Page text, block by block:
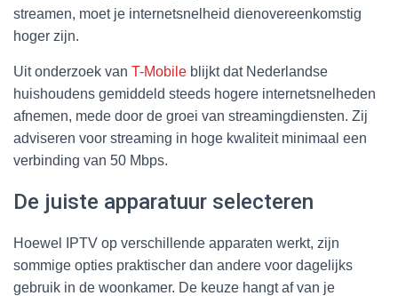
streamen, moet je internetsnelheid dienovereenkomstig
hoger zijn.
Uit onderzoek van T-Mobile blijkt dat Nederlandse
huishoudens gemiddeld steeds hogere internetsnelheden
afnemen, mede door de groei van streamingdiensten. Zij
adviseren voor streaming in hoge kwaliteit minimaal een
verbinding van 50 Mbps.
De juiste apparatuur selecteren
Hoewel IPTV op verschillende apparaten werkt, zijn
sommige opties praktischer dan andere voor dagelijks
gebruik in de woonkamer. De keuze hangt af van je